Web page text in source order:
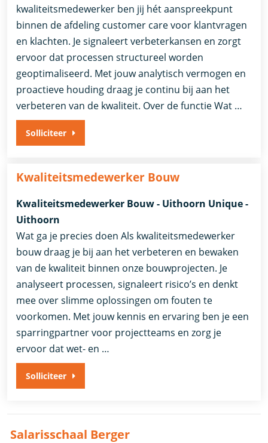
kwaliteitsmedewerker ben jij hét aanspreekpunt
binnen de afdeling customer care voor klantvragen
en klachten. Je signaleert verbeterkansen en zorgt
ervoor dat processen structureel worden
geoptimaliseerd. Met jouw analytisch vermogen en
proactieve houding draag je continu bij aan het
verbeteren van de kwaliteit. Over de functie Wat …
Solliciteer
Kwaliteitsmedewerker Bouw
Kwaliteitsmedewerker Bouw - Uithoorn Unique -
Uithoorn
Wat ga je precies doen Als kwaliteitsmedewerker
bouw draag je bij aan het verbeteren en bewaken
van de kwaliteit binnen onze bouwprojecten. Je
analyseert processen, signaleert risico’s en denkt
mee over slimme oplossingen om fouten te
voorkomen. Met jouw kennis en ervaring ben je een
sparringpartner voor projectteams en zorg je
ervoor dat wet- en …
Solliciteer
Salarisschaal Berger